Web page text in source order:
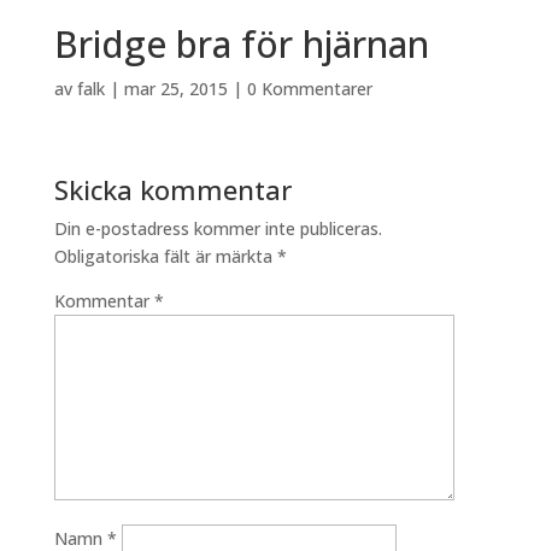
Bridge bra för hjärnan
av falk| mar 25, 2015 | 0 Kommentarer
Skicka kommentar
Din e-postadress kommer inte publiceras.
Obligatoriska fält är märkta *
Kommentar *
Namn *